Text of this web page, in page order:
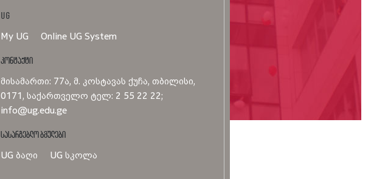
UG
My UG Online UG System
კონტაქტი
მისამართი: 77ა, მ. კოსტავას ქუჩა, თბილისი,
0171, საქართველო ტელ: 2 55 22 22;
info@ug.edu.ge
სასარგებლო ბმულები
UG ბაღი UG სკოლა